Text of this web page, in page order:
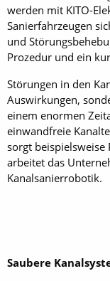
werden mit KITO-
Sanierfahrzeugen
und
Prozedur und ein
Störungen in den
Auswirkungen,
einem enormen
einwandfreie
sorgt beispielsweise
arbeitet das
Kanalsanierrobotik.
Saubere